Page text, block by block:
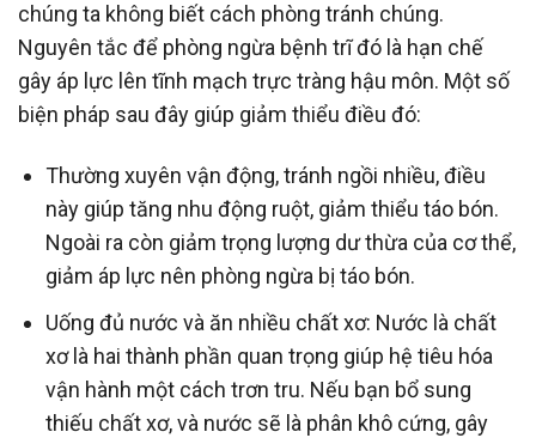
chúng ta không biết cách phòng tránh chúng.
Nguyên tắc để phòng ngừa bệnh trĩ đó là hạn chế
gây áp lực lên tĩnh mạch trực tràng hậu môn. Một số
biện pháp sau đây giúp giảm thiểu điều đó:
Thường xuyên vận động, tránh ngồi nhiều, điều
này giúp tăng nhu động ruột, giảm thiểu táo bón.
Ngoài ra còn giảm trọng lượng dư thừa của cơ thể,
giảm áp lực nên phòng ngừa bị táo bón.
Uống đủ nước và ăn nhiều chất xơ: Nước là chất
xơ là hai thành phần quan trọng giúp hệ tiêu hóa
vận hành một cách trơn tru. Nếu bạn bổ sung
thiếu chất xơ, và nước sẽ là phân khô cứng, gây